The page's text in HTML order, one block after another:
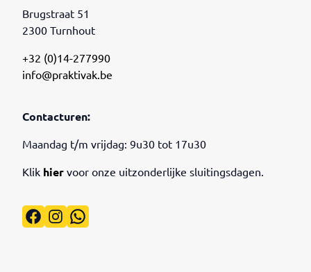
Brugstraat 51
2300 Turnhout
+32 (0)14-277990
info@praktivak.be
Contacturen:
Maandag t/m vrijdag: 9u30 tot 17u30
Klik hier voor onze uitzonderlijke sluitingsdagen.
Facebook
Instagram
WhatsApp